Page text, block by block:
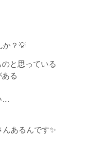
か？💡
と思っている
る
…
あるんです✨